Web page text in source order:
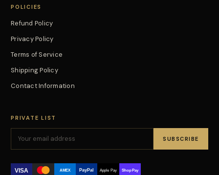
POLICIES
Refund Policy
Privacy Policy
Terms of Service
Shipping Policy
Contact Information
PRIVATE LIST
SUBSCRIBE
VISA AMEX PayPal Apple Pay Shop Pay